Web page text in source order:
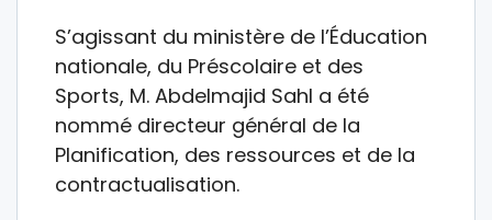
S’agissant du ministère de l’Éducation
nationale, du Préscolaire et des
Sports, M. Abdelmajid Sahl a été
nommé directeur général de la
Planification, des ressources et de la
contractualisation.